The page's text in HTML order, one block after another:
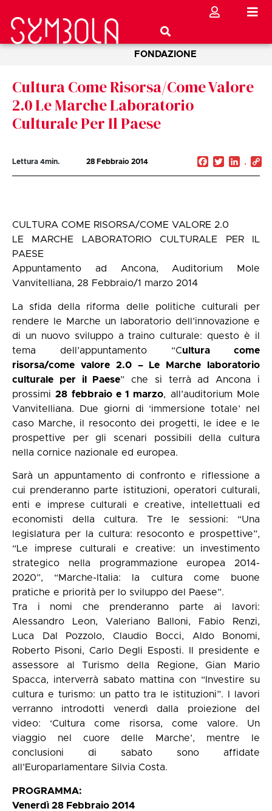
FONDAZIONE
Cultura Come Risorsa/Come Valore
2.0 Le Marche Laboratorio
Culturale Per Il Paese
Lettura 4min. 28 Febbraio 2014 Facebook
Twitter
CULTURA COME RISORSA/COME VALORE 2.0
LE MARCHE LABORATORIO CULTURALE PER IL
PAESE
Appuntamento ad Ancona, Auditorium Mole
Vanvitelliana, 28 Febbraio/1 marzo 2014
La sfida della riforma delle politiche culturali per
rendere le Marche un laboratorio dell’innovazione e
di un nuovo sviluppo a traino culturale: questo è il
tema dell’appuntamento “Cultura come
risorsa/come valore 2.0 – Le Marche laboratorio
culturale per il Paese” che si terrà ad Ancona i
prossimi28 febbraio e 1 marzo, all’auditorium Mole
Vanvitelliana. Due giorni di ‘immersione totale’ nel
caso Marche, il resoconto dei progetti, le idee e le
prospettive per gli scenari possibili della cultura
nella cornice nazionale ed europea.
Sarà un appuntamento di confronto e riflessione a
cui prenderanno parte istituzioni, operatori culturali,
enti e imprese culturali e creative, intellettuali ed
economisti della cultura. Tre le sessioni: “Una
legislatura per la cultura: resoconto e prospettive”,
“Le imprese culturali e creative: un investimento
strategico nella programmazione europea 2014-
2020”, “Marche-Italia: la cultura come buone
pratiche e priorità per lo sviluppo del Paese”.
Tra i nomi che prenderanno parte ai lavori:
Alessandro Leon, Valeriano Balloni, Fabio Renzi,
Luca Dal Pozzolo, Claudio Bocci, Aldo Bonomi,
Roberto Pisoni, Carlo Degli Esposti. Il presidente e
assessore al Turismo della Regione, Gian Mario
Spacca, interverrà sabato mattina con “Investire su
cultura e turismo: un patto tra le istituzioni”. I lavori
verranno introdotti venerdì dalla proiezione del
video: ‘Cultura come risorsa, come valore. Un
viaggio nel cuore delle Marche’, mentre le
conclusioni di sabato sono affidate
all’Europarlamentare Silvia Costa.
PROGRAMMA:
Venerdì 28 Febbraio 2014